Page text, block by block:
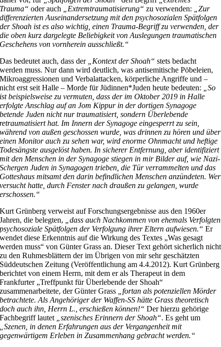
Trauma“ oder auch „Extremtraumatisierung“ zu verwenden:
„Zur
differenzierten Auseinandersetzung mit den psychosozialen Spätfolgen
der Shoah ist es also wichtig, einen Trauma-Begriff zu verwenden, der
die oben kurz dargelegte Beliebigkeit von Auslegungen traumatischen
Geschehens von vornherein ausschließt.“
Das bedeutet auch, dass der
„Kontext der Shoah“ stets bedacht
werden muss. Nur dann wird deutlich, was antisemitische Pöbeleien,
Mikroaggressionen und Verbalattacken, körperliche Angriffe und –
nicht erst seit Halle – Morde für Jüdinnen*Juden heute bedeuten:
„So
ist beispielsweise zu vermuten, dass der im Oktober 2019 in Halle
erfolgte Anschlag auf an Jom Kippur in der dortigen Synagoge
betende Juden nicht nur traumatisiert, sondern Überlebende
retraumatisiert hat. Im Innern der Synagoge eingesperrt zu sein,
während von außen geschossen wurde, was drinnen zu hören und über
einen Monitor auch zu sehen war, wird enorme Ohnmacht und heftige
Todesängste ausgelöst haben. In sicherer Entfernung, aber identifiziert
mit den Menschen in der Synagoge stiegen in mir Bilder auf, wie Nazi-
Schergen Juden in Synagogen trieben, die Tür verrammelten und das
Gotteshaus mitsamt den darin befindlichen Menschen anzündeten. Wer
versucht hatte, durch Fenster nach draußen zu gelangen, wurde
erschossen.“
Kurt Grünberg verweist auf Forschungsergebnisse aus den 1960er
Jahren, die belegten,
„dass auch Nachkommen von ehemals Verfolgten
psychosoziale Spätfolgen der Verfolgung ihrer Eltern aufwiesen.“ Er
wendet diese Erkenntnis auf die Wirkung des Textes „Was gesagt
werden muss“ von Günter Grass an. Dieser Text gehört sicherlich nicht
zu den Ruhmesblättern der im Übrigen von mir sehr geschätzten
Süddeutschen Zeitung (Veröffentlichung am 4.4.2012). Kurt Grünberg
berichtet von einem Herrn, mit dem er als Therapeut in dem
Frankfurter „Treffpunkt für Überlebende der Shoah“
zusammenarbeitete, der Günter Grass
„fortan als potenziellen Mörder
betrachtete. Als Angehöriger der Waffen-SS hätte Grass theoretisch
doch auch ihn, Herrn L., erschießen können!“Der hierzu gehörige
Fachbegriff lautet
„szenisches Erinnern der Shoah“. Es geht um
„Szenen, in denen Erfahrungen aus der Vergangenheit mit
gegenwärtigem Erleben in Zusammenhang gebracht werden.“